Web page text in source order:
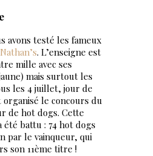
avons testé les fameux
Nathan’s. L’enseigne est
mille avec ses
mais surtout les
les 4 juillet, jour de
le concours du
de hot dogs. Cette
battu : 74 hot dogs
par le vainqueur, qui
son 11ème titre !